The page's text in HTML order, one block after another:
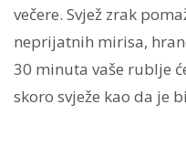
večere. Svjež zrak
neprijatnih mirisa,
30 minuta vaše rublje
skoro svježe kao da je